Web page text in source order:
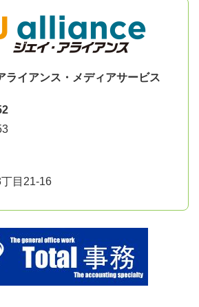
ライアンス・メディアサービス
目21-16